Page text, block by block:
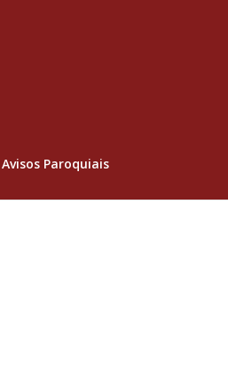
Avisos Paroquiais